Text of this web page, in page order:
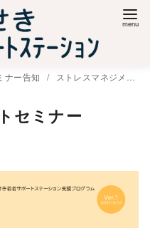
ナー告知 ストレスマネジメントセミナー
セミナー